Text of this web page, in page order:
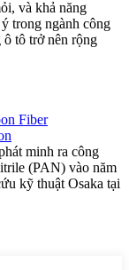
và khả năng
trong ngành công
tô trở nên rộng
minh ra công
(PAN) vào năm
kỹ thuật Osaka tại